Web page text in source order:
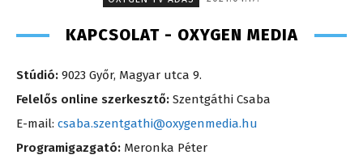
KAPCSOLAT - OXYGEN MEDIA
Stúdió: 9023 Győr, Magyar utca 9.
Felelős online szerkesztő: Szentgáthi Csaba
E-mail: csaba.szentgathi@oxygenmedia.hu
Programigazgató: Meronka Péter